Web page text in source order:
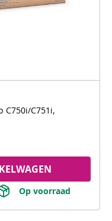
C750i/C751i,
Op voorraad